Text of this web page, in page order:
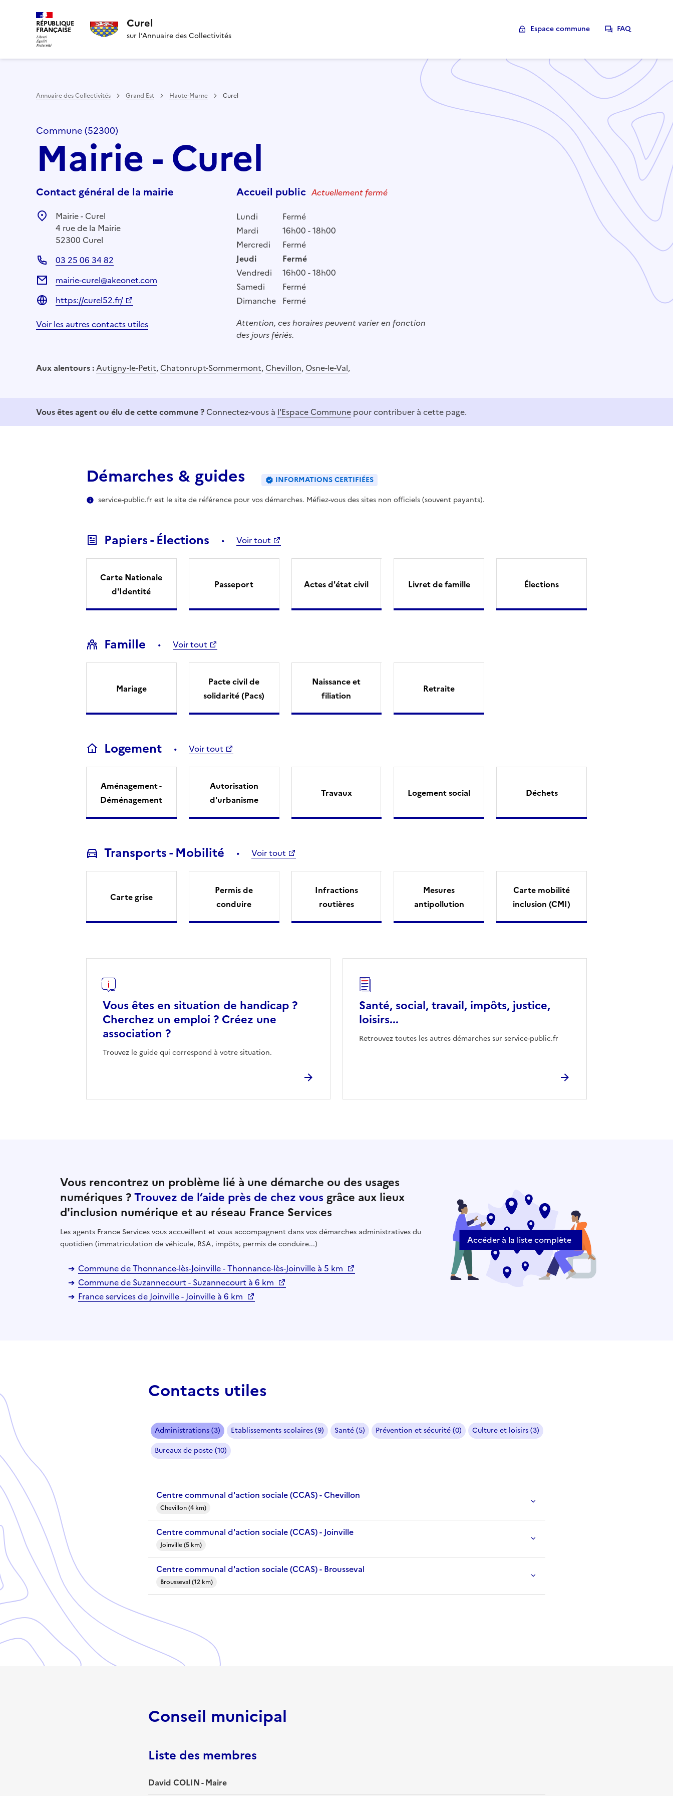
RÉPUBLIQUE
FRANÇAISE Curel
sur l’Annuaire des Collectivités
Espace commune FAQ
Annuaire des Collectivités Grand Est Haute-Marne Curel
Commune (52300)
Mairie - Curel
Contact général de la mairie
Mairie - Curel
4 rue de la Mairie
52300 Curel
03 25 06 34 82
mairie-curel@akeonet.com
https://curel52.fr/
Voir les autres contacts utiles
Accueil public Actuellement fermé
Lundi
Fermé
Mardi
16h00 - 18h00
Mercredi
Fermé
Jeudi
Fermé
Vendredi
16h00 - 18h00
Samedi
Fermé
Dimanche Fermé
Attention, ces horaires peuvent varier en fonction
des jours fériés.
Aux alentours :Autigny-le-Petit, Chatonrupt-Sommermont, Chevillon, Osne-le-Val,
Vous êtes agent ou élu de cette commune ? Connectez-vous à l'Espace Commune pour contribuer à cette page.
Démarches & guides
INFORMATIONS CERTIFIÉES
service-public.fr est le site de référence pour vos démarches. Méfiez-vous des sites non officiels (souvent payants).
Papiers - Élections Voir tout
Carte Nationale
d'Identité
Passeport Actes d'état civil Livret de famille Élections
Famille Voir tout
Mariage
Pacte civil de
solidarité (Pacs)
Naissance et
filiation
Retraite
Logement Voir tout
Aménagement -
Déménagement
Autorisation
d'urbanisme
Travaux Logement social Déchets
Transports - Mobilité Voir tout
Carte grise
Permis de
conduire
Infractions
routières
Mesures
antipollution
Carte mobilité
inclusion (CMI)
Vous êtes en situation de handicap ?
Cherchez un emploi ? Créez une
association ?
Trouvez le guide qui correspond à votre situation.
Santé, social, travail, impôts, justice,
loisirs...
Retrouvez toutes les autres démarches sur service-public.fr
Vous rencontrez un problème lié à une démarche ou des usages
numériques ?Trouvez de l’aide près de chez vous grâce aux lieux
d'inclusion numérique et au réseau France Services
Les agents France Services vous accueillent et vous accompagnent dans vos démarches administratives du
quotidien (immatriculation de véhicule, RSA, impôts, permis de conduire...)
Commune de Thonnance-lès-Joinville - Thonnance-lès-Joinville à 5 km
Commune de Suzannecourt - Suzannecourt à 6 km
France services de Joinville - Joinville à 6 km
Accéder à la liste complète
Contacts utiles
Administrations (3) Etablissements scolaires (9) Santé (5) Prévention et sécurité (0)
Culture et loisirs (3)
Bureaux de poste (10)
Centre communal d'action sociale (CCAS) - Chevillon
Chevillon (4 km)
Centre communal d'action sociale (CCAS) - Joinville
Joinville (5 km)
Centre communal d'action sociale (CCAS) - Brousseval
Brousseval (12 km)
Conseil municipal
Liste des membres
David COLIN - Maire